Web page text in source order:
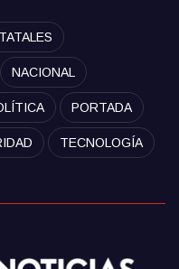
NACIONAL
PORTADA
TECNOLOGÍA